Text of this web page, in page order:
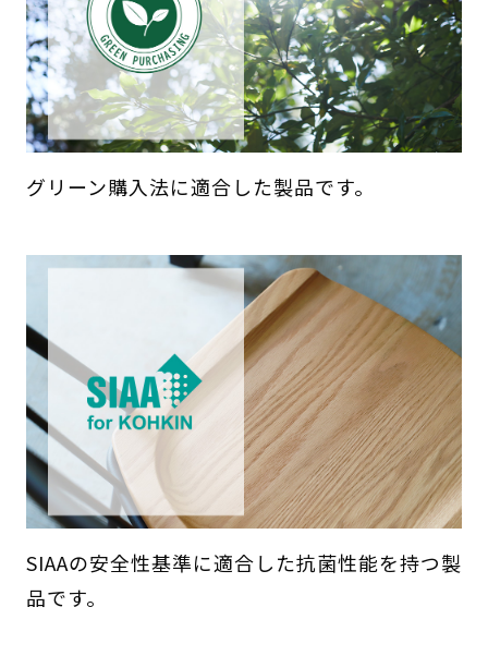
グリーン購入法に適合した製品です。
SIAAの安全性基準に適合した抗菌性能を持つ製
品です。